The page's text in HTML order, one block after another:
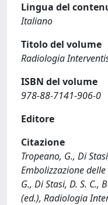
Lingua del
Italiano
Titolo del volume
Radiologia
ISBN del volume
978-88-7141-906-0
Editore
Citazione
Tropeano, G., Di
Embolizzazione
G., Di Stasi, D. S. C.,
(ed.), Radiologia